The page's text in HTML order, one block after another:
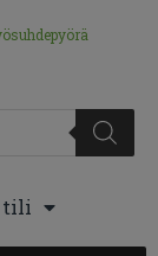
tili